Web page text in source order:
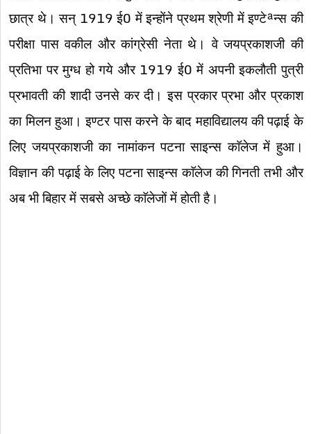
छात्र थे। सन् 1919 ई0 में इन्होंने प्रथम श्रेणी में इण्टेªन्स की
परीक्षा पास वकील और कांग्रेसी नेता थे। वे जयप्रकाशजी की
प्रतिभा पर मुग्ध हो गये और 1919 ई0 में अपनी इकलौती पुत्री
प्रभावती की शादी उनसे कर दी। इस प्रकार प्रभा और प्रकाश
का मिलन हुआ। इण्टर पास करने के बाद महाविद्यालय की पढ़ाई के
लिए जयप्रकाशजी का नामांकन पटना साइन्स काॅलेज में हुआ।
विज्ञान की पढ़ाई के लिए पटना साइन्स काॅलेज की गिनती तभी और
अब भी बिहार में सबसे अच्छे काॅलेजों में होती है।